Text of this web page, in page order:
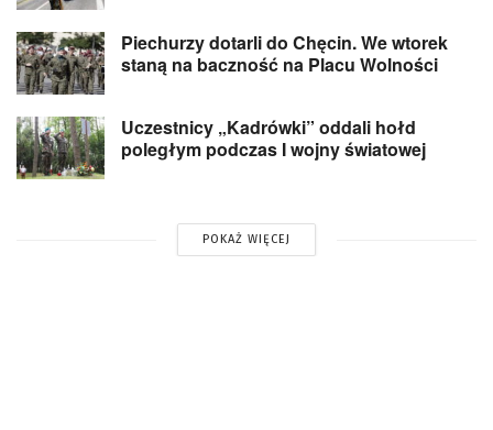
Piechurzy dotarli do Chęcin. We wtorek
staną na baczność na Placu Wolności
Uczestnicy „Kadrówki” oddali hołd
poległym podczas I wojny światowej
POKAŻ WIĘCEJ